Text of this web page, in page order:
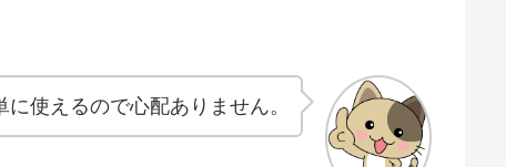
使えるので心配ありません。